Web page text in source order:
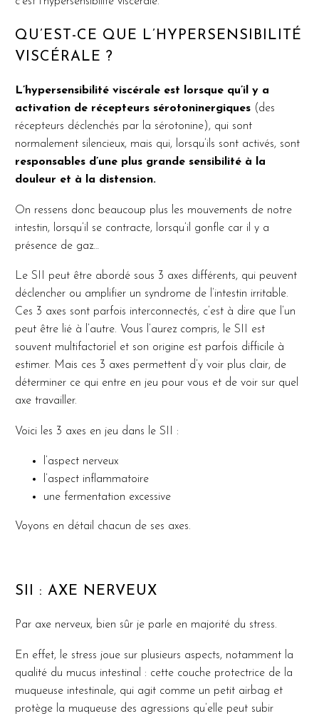
QU’EST-CE QUE L’HYPERSENSIBILITÉ
VISCÉRALE ?
L’hypersensibilité viscérale est lorsque qu’il y a
activation de récepteurs sérotoninergiques (des
récepteurs déclenchés par la sérotonine), qui sont
normalement silencieux, mais qui, lorsqu’ils sont activés, sont
responsables d’une plus grande sensibilité à la
douleur et à la distension.
On ressens donc beaucoup plus les mouvements de notre
intestin, lorsqu’il se contracte, lorsqu’il gonfle car il y a
présence de gaz…
Le SII peut être abordé sous 3 axes différents, qui peuvent
déclencher ou amplifier un syndrome de l’intestin irritable.
Ces 3 axes sont parfois interconnectés, c’est à dire que l’un
peut être lié à l’autre. Vous l’aurez compris, le SII est
souvent multifactoriel et son origine est parfois difficile à
estimer. Mais ces 3 axes permettent d’y voir plus clair, de
déterminer ce qui entre en jeu pour vous et de voir sur quel
axe travailler.
Voici les 3 axes en jeu dans le SII :
l’aspect nerveux
l’aspect inflammatoire
une fermentation excessive
Voyons en détail chacun de ses axes.
SII : AXE NERVEUX
Par axe nerveux, bien sûr je parle en majorité du stress.
En effet, le stress joue sur plusieurs aspects, notamment la
qualité du mucus intestinal : cette couche protectrice de la
muqueuse intestinale, qui agit comme un petit airbag et
protège la muqueuse des agressions qu’elle peut subir